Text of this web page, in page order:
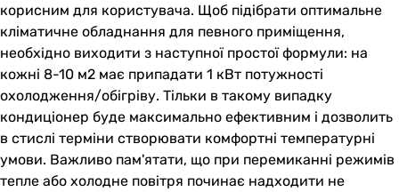
корисним для користувача. Щоб підібрати оптимальне
кліматичне обладнання для певного приміщення,
необхідно виходити з наступної простої формули: на
кожні 8-10 м2 має припадати 1 кВт потужності
охолодження/обігріву. Тільки в такому випадку
кондиціонер буде максимально ефективним і дозволить
в стислі терміни створювати комфортні температурні
умови. Важливо пам'ятати, що при перемиканні режимів
тепле або холодне повітря починає надходити не